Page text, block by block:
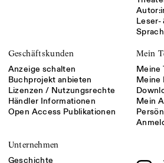
Leser-
Geschäftskunden
Anzeige schalten
Buchprojekt anbieten
Lizenzen / Nutzungsrechte
Händler Informationen
Open Access Publikationen
Mein
Meine
Meine
Mein
Unternehmen
Geschichte